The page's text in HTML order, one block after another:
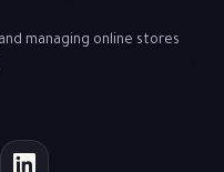
managing online stores